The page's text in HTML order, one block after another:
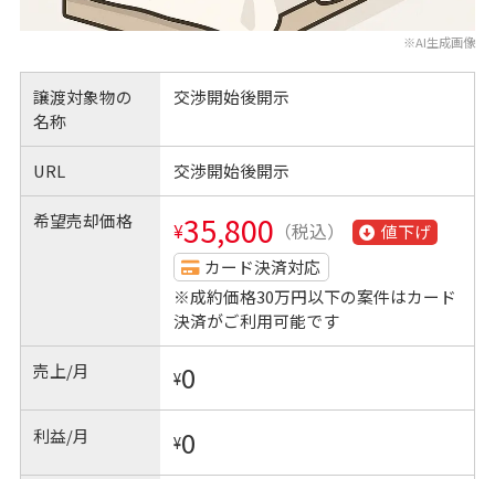
※AI生成画像
譲渡対象物の
名称
交渉開始後開示
URL 交渉開始後開示
希望売却価格 ¥35,800 （税込）
値下げ
カード決済対応
※成約価格30万円以下の案件はカード
決済がご利用可能です
売上/月 ¥0
利益/月 ¥0